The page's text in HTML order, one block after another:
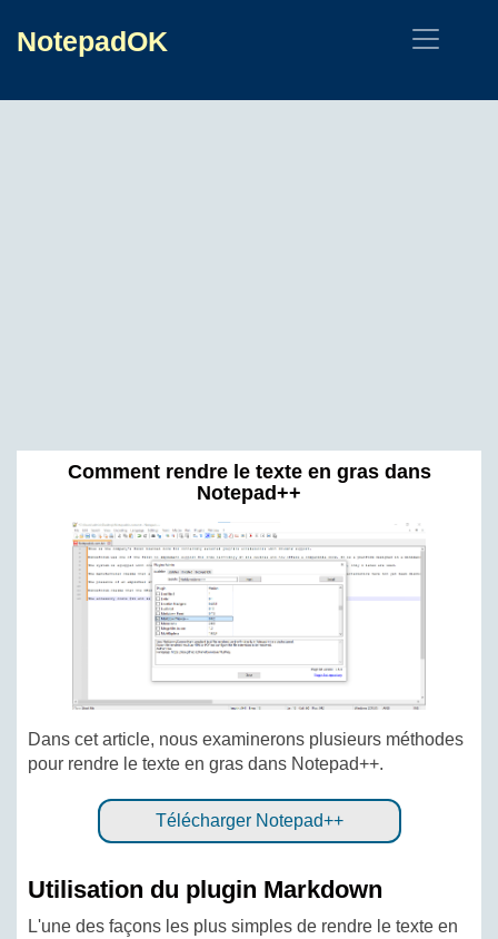
NotepadOK
Comment rendre le texte en gras dans
Notepad++
Dans cet article, nous examinerons plusieurs méthodes
pour rendre le texte en gras dans Notepad++.
Télécharger Notepad++
Utilisation du plugin Markdown
L'une des façons les plus simples de rendre le texte en